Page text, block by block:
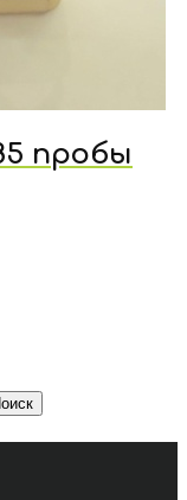
пробы